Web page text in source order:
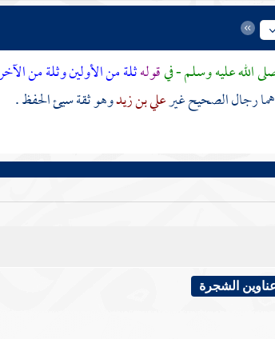
الله عليه وسلم - فيقولهثلة من الأولينوثلة من
رجال الصحيح غيرعلي بن زيدوهو ثقة سيئ الحفظ .
الشجرة